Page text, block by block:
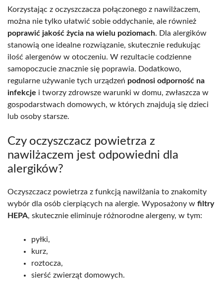
Korzystając z oczyszczacza połączonego z nawilżaczem,
można nie tylko ułatwić sobie oddychanie, ale również
poprawić jakość życia na wielu poziomach. Dla alergików
stanowią one idealne rozwiązanie, skutecznie redukując
ilość alergenów w otoczeniu. W rezultacie codzienne
samopoczucie znacznie się poprawia. Dodatkowo,
regularne używanie tych urządzeń podnosi odporność na
infekcje i tworzy zdrowsze warunki w domu, zwłaszcza w
gospodarstwach domowych, w których znajdują się dzieci
lub osoby starsze.
Czy oczyszczacz powietrza z
nawilżaczem jest odpowiedni dla
alergików?
Oczyszczacz powietrza z funkcją nawilżania to znakomity
wybór dla osób cierpiących na alergie. Wyposażony w filtry
HEPA, skutecznie eliminuje różnorodne alergeny, w tym:
pyłki,
kurz,
roztocza,
sierść zwierząt domowych.